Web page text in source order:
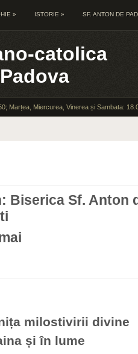
» ISTORIE » SF. ANTON DE
catolica
Marțea, Miercurea, Vinerea și Sambata:
Biserica Sf. Anton
milostivirii divine
și în lume